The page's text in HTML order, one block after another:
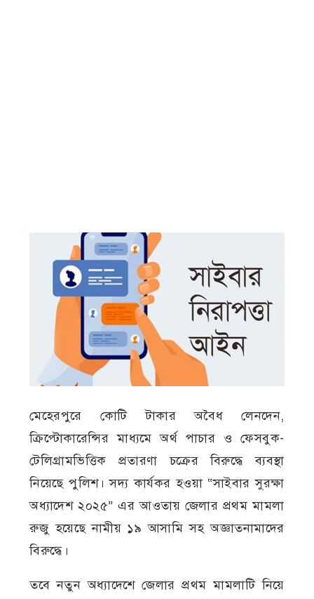
মেহেরপুরে কোটি টাকার অবৈধ লেনদেন,
ক্রিপ্টোকারেন্সির মাধ্যমে অর্থ পাচার ও ফেসবুক-
টেলিগ্রামভিত্তিক প্রতারণা চক্রের বিরুদ্ধে ব্যবস্থা
নিয়েছে পুলিশ। সদ্য কার্যকর হওয়া “সাইবার সুরক্ষা
অধ্যাদেশ ২০২৫” এর আওতায় জেলার প্রথম মামলা
রুজু হয়েছে নামীয় ১৯ আসামি সহ অজ্ঞাতনামাদের
বিরুদ্ধে।
তবে নতুন অধ্যাদেশে জেলার প্রথম মামলাটি নিয়ে